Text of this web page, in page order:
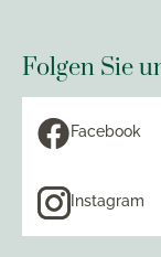
Folgen Sie
Facebook
Instagram